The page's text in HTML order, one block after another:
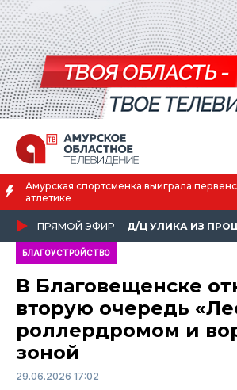
выиграла первенство России по
ПРЯМОЙ ЭФИР Д/Ц УЛИКА ИЗ
БЛАГОУСТРОЙСТВО
В Благовещенске
вторую очередь
роллердромом и
зоной
29.06.2026 17:02